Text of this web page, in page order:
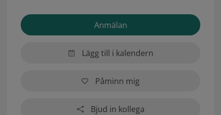
Anmälan
Lägg till i kalendern
Påminn mig
Bjud in kollega